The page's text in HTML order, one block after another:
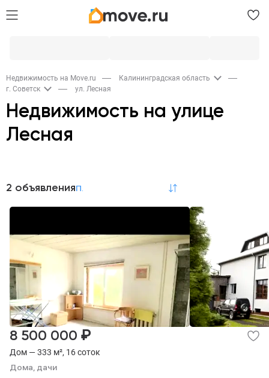
Недвижимость на Move.ru
Калининградская область
г. Советск
ул. Лесная
Недвижимость на улице
Лесная
2 объявления
Дом — 333 м², 16 соток
Дома, дачи
8 500 000 ₽